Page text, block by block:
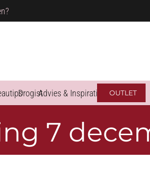
DrogistAdvies & Inspiratie OUTLET
7